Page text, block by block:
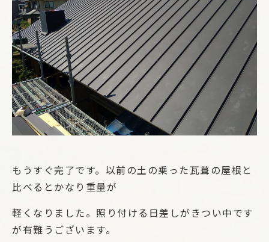
もうすぐ完了です。以前の土の乗った瓦葺の屋根と
比べるとかなり重量が
軽くなりました。照り付ける日差しがきつい中です
が有難うございます。